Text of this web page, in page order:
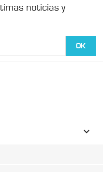
noticias y
